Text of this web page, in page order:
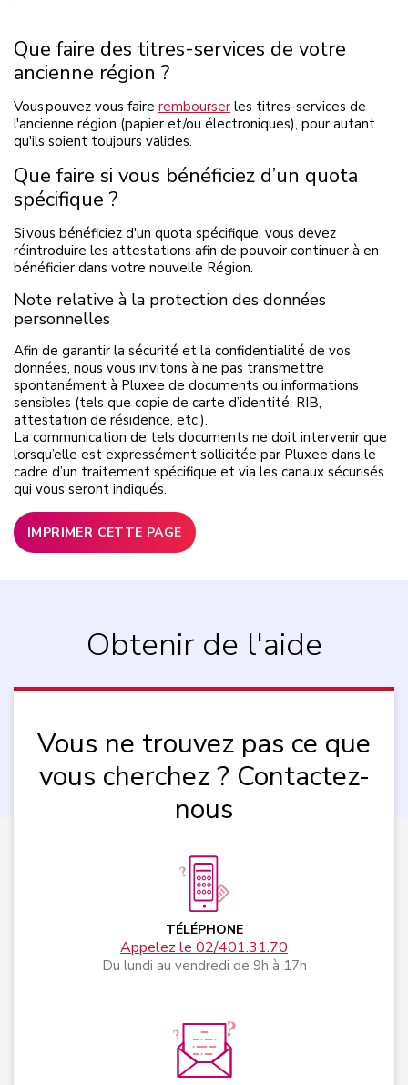
Que faire des titres-services de votre
ancienne région ?
Vous pouvez vous faire rembourser les titres-services de
l'ancienne région (papier et/ou électroniques), pour autant
qu'ils soient toujours valides.
Que faire si vous bénéficiez d’un quota
spécifique ?
Si vous bénéficiez d'un quota spécifique, vous devez
réintroduire les attestations afin de pouvoir continuer à en
bénéficier dans votre nouvelle Région.
Note relative à la protection des données
personnelles
Afin de garantir la sécurité et la confidentialité de vos
données, nous vous invitons à ne pas transmettre
spontanément à Pluxee de documents ou informations
sensibles (tels que copie de carte d’identité, RIB,
attestation de résidence, etc.).
La communication de tels documents ne doit intervenir que
lorsqu’elle est expressément sollicitée par Pluxee dans le
cadre d’un traitement spécifique et via les canaux sécurisés
qui vous seront indiqués.
IMPRIMER CETTE PAGE
Obtenir de l'aide
Vous ne trouvez pas ce que
vous cherchez ? Contactez-
nous
TÉLÉPHONE
Appelez le 02/401.31.70
Du lundi au vendredi de 9h à 17h